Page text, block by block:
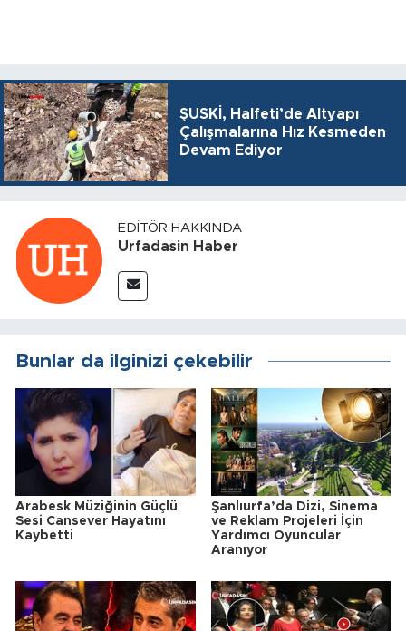
ŞUSKİ, Halfeti’de Altyapı
Çalışmalarına Hız Kesmeden
Devam Ediyor
EDITÖR HAKKINDA
Urfadasin Haber
Bunlar da ilginizi çekebilir
Arabesk Müziğinin Güçlü
Sesi Cansever Hayatını
Kaybetti
Şanlıurfa’da Dizi, Sinema
ve Reklam Projeleri İçin
Yardımcı Oyuncular
Aranıyor